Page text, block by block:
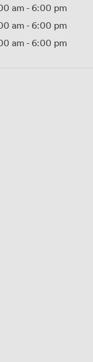
am- 6:00 pm
am- 6:00 pm
am- 6:00 pm